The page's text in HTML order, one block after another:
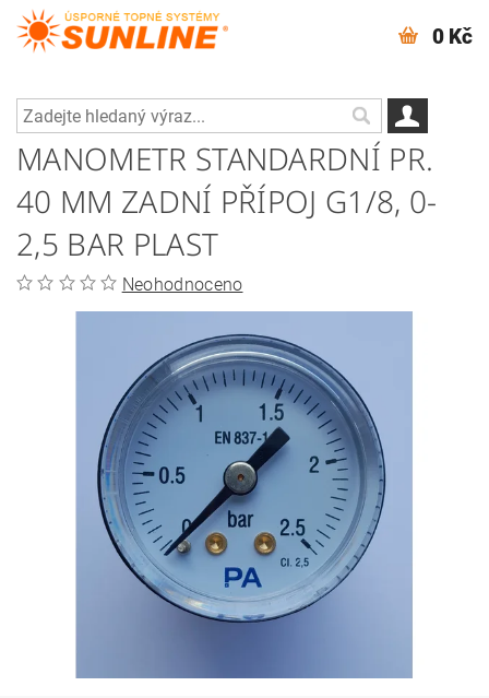
0 Kč
MANOMETR STANDARDNÍ PR.
40 MM ZADNÍ PŘÍPOJ G1/8, 0-
2,5 BAR PLAST
Neohodnoceno